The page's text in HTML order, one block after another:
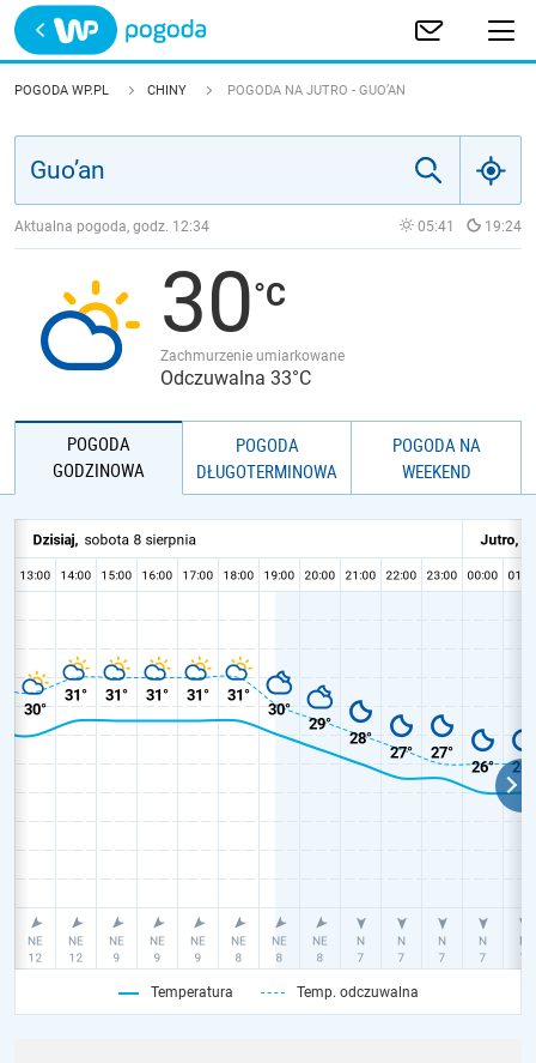
Trwa ładowanie
POLSKA
JAKOŚĆ POWIETRZA
POGODA WP.PL CHINY POGODA NA JUTRO - GUO’AN
Aktualna pogoda, godz. 12:34 05:41 19:24
30
Zachmurzenie umiarkowane
Odczuwalna 33°C
POGODA
GODZINOWA
POGODA
DŁUGOTERMINOWA
POGODA NA
WEEKEND
Temperatura Temp. odczuwalna